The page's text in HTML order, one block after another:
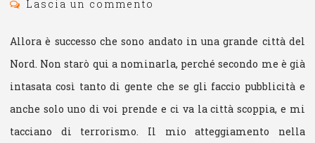
Lascia un commento
Allora è successo che sono andato in una grande città del
Nord. Non starò qui a nominarla, perché secondo me è già
intasata così tanto di gente che se gli faccio pubblicità e
anche solo uno di voi prende e ci va la città scoppia, e mi
tacciano di terrorismo. Il mio atteggiamento nella